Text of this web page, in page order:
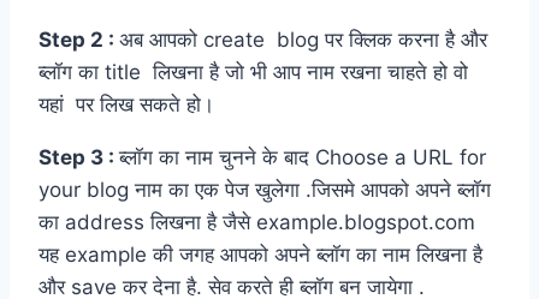
Step 2 : अब आपको create blog पर क्लिक करना है और
ब्लॉग का title लिखना है जो भी आप नाम रखना चाहते हो वो
यहां पर लिख सकते हो।
Step 3 :ब्लॉग का नाम चुनने के बाद Choose a URL for
your blog नाम का एक पेज खुलेगा .जिसमे आपको अपने ब्लॉग
का address लिखना है जैसे example.blogspot.com
यह example की जगह आपको अपने ब्लॉग का नाम लिखना है
और save कर देना है. सेव करते ही ब्लॉग बन जायेगा .